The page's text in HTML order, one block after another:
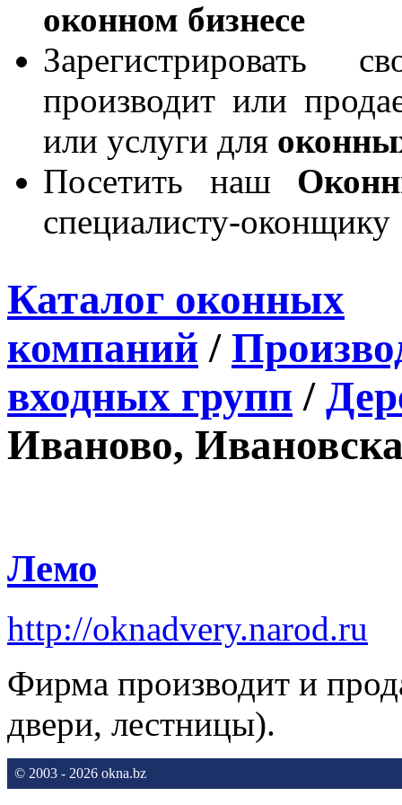
оконном бизнесе
производит или
или услуги для
Посетить наш
специалисту-оконщику
Каталог оконных
компаний /
входных групп /
Иваново,
Лемо
http://oknadvery.narod.ru
Фирма производит и
двери, лестницы).
© 2003 - 2026 okna.bz